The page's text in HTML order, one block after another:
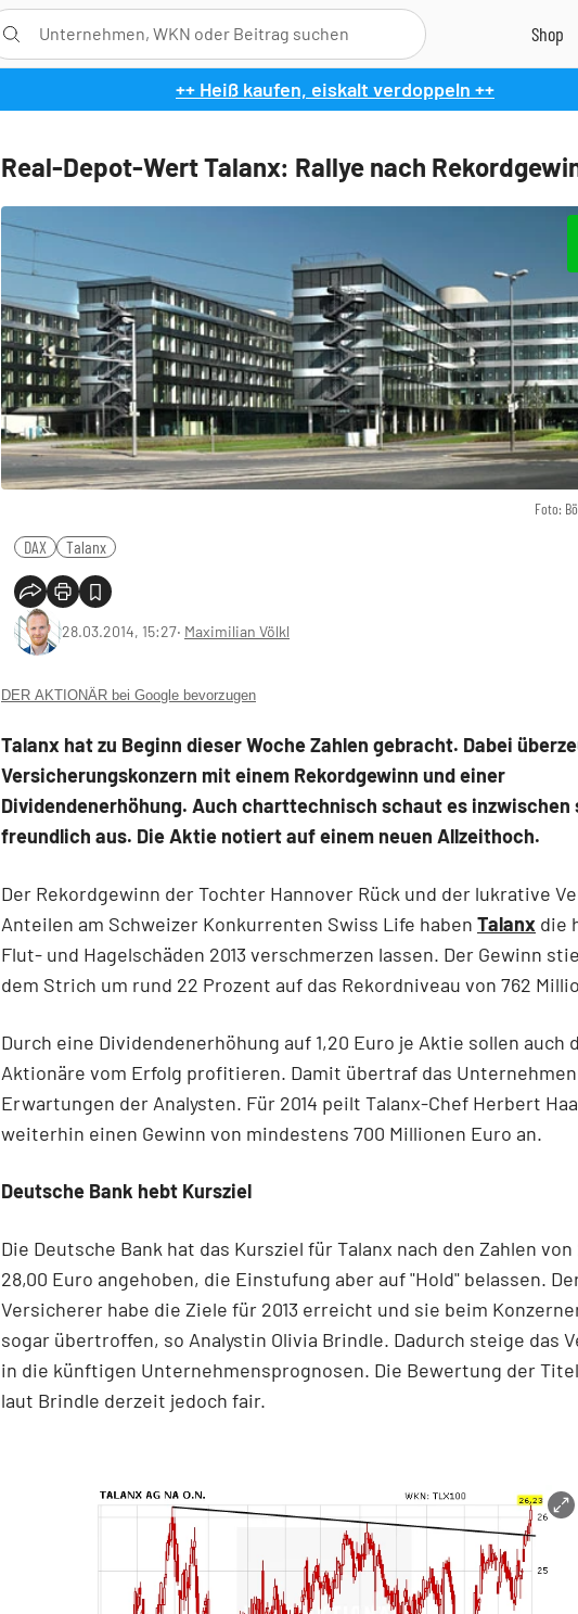
++ Heiß kaufen, eiskalt verdoppeln ++
Real-Depot-Wert Talanx: Rallye nach
Foto:
DAX Talanx
28.03.2014, 15:27‧ Maximilian Völkl
DER AKTIONÄR bei Google bevorzugen
Talanx hat zu Beginn dieser Woche Zahlen gebracht. Dabei
Versicherungskonzern mit einem Rekordgewinn und einer
Dividendenerhöhung. Auch charttechnisch schaut es inzwischen
freundlich aus. Die Aktie notiert auf einem neuen Allzeithoch.
Der Rekordgewinn der Tochter Hannover Rück und der lukrative
Anteilen am Schweizer Konkurrenten Swiss Life haben Talanx die
Flut- und Hagelschäden 2013 verschmerzen lassen. Der Gewinn
dem Strich um rund 22 Prozent auf das Rekordniveau von 762
Durch eine Dividendenerhöhung auf 1,20 Euro je Aktie sollen auch
Aktionäre vom Erfolg profitieren. Damit übertraf das
Erwartungen der Analysten. Für 2014 peilt Talanx-Chef Herbert
weiterhin einen Gewinn von mindestens 700 Millionen Euro an.
Deutsche Bank hebt Kursziel
Die Deutsche Bank hat das Kursziel für Talanx nach den Zahlen von
28,00 Euro angehoben, die Einstufung aber auf "Hold" belassen.
Versicherer habe die Ziele für 2013 erreicht und sie beim
sogar übertroffen, so Analystin Olivia Brindle. Dadurch steige das
in die künftigen Unternehmensprognosen. Die Bewertung der
laut Brindle derzeit jedoch fair.